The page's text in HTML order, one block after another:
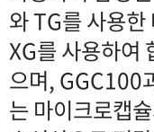
와 TG를 사용
XG를 사용하여
으며, GGC100
는 마이크로캡